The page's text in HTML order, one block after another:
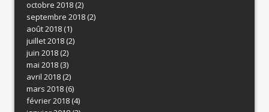
octobre 2018(2)
septembre 2018(2)
août 2018(1)
juillet 2018(2)
juin 2018(2)
mai 2018(3)
avril 2018(2)
mars 2018(6)
février 2018(4)